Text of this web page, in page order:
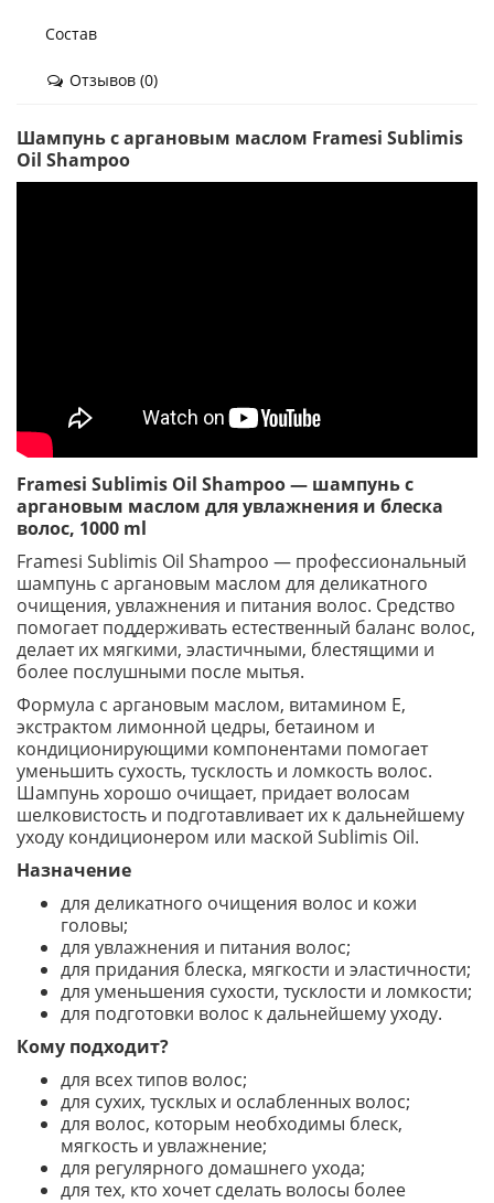
Состав
Отзывов (0)
Шампунь с аргановым маслом Framesi Sublimis
Oil Shampoo
Framesi Sublimis Oil Shampoo — шампунь с
аргановым маслом для увлажнения и блеска
волос, 1000 ml
Framesi Sublimis Oil Shampoo — профессиональный
шампунь с аргановым маслом для деликатного
очищения, увлажнения и питания волос. Средство
помогает поддерживать естественный баланс волос,
делает их мягкими, эластичными, блестящими и
более послушными после мытья.
Формула с аргановым маслом, витамином E,
экстрактом лимонной цедры, бетаином и
кондиционирующими компонентами помогает
уменьшить сухость, тусклость и ломкость волос.
Шампунь хорошо очищает, придает волосам
шелковистость и подготавливает их к дальнейшему
уходу кондиционером или маской Sublimis Oil.
Назначение
для деликатного очищения волос и кожи
головы;
для увлажнения и питания волос;
для придания блеска, мягкости и эластичности;
для уменьшения сухости, тусклости и ломкости;
для подготовки волос к дальнейшему уходу.
Кому подходит?
для всех типов волос;
для сухих, тусклых и ослабленных волос;
для волос, которым необходимы блеск,
мягкость и увлажнение;
для регулярного домашнего ухода;
для тех, кто хочет сделать волосы более